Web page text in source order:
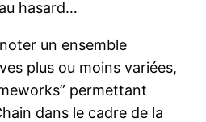
hasard…
un ensemble
plus ou moins variées,
permettant
dans le cadre de la